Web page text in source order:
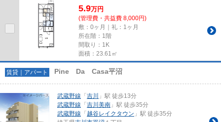
5.9万円
(管理費・共益費 8,000円)
敷：0ヶ月｜礼：1ヶ月
所在階：1階
間取り：1K
面積：23.61㎡
賃貸｜アパート Pine Da Casa平沼
武蔵野線 「 吉川
」駅 徒歩13分
武蔵野線 「 吉川美南 」駅 徒歩35分
武蔵野線 「 越谷レイクタウン 」駅 徒歩35分